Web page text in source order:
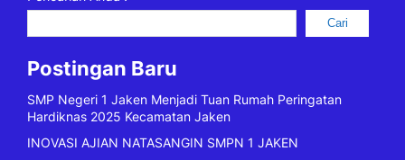
Cari
Postingan Baru
SMP Negeri 1 Jaken Menjadi Tuan Rumah Peringatan
Hardiknas 2025 Kecamatan Jaken
INOVASI AJIAN NATASANGIN SMPN 1 JAKEN